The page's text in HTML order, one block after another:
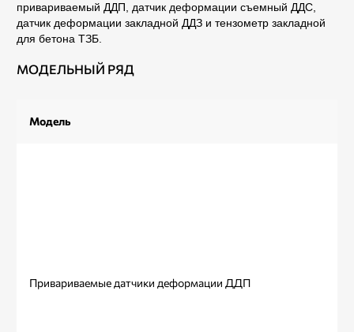
привариваемый ДДП, датчик деформации съемный ДДС,
датчик деформации закладной ДДЗ и тензометр закладной
для бетона ТЗБ.
МОДЕЛЬНЫЙ РЯД
Модель
Привариваемые датчики деформации ДДП